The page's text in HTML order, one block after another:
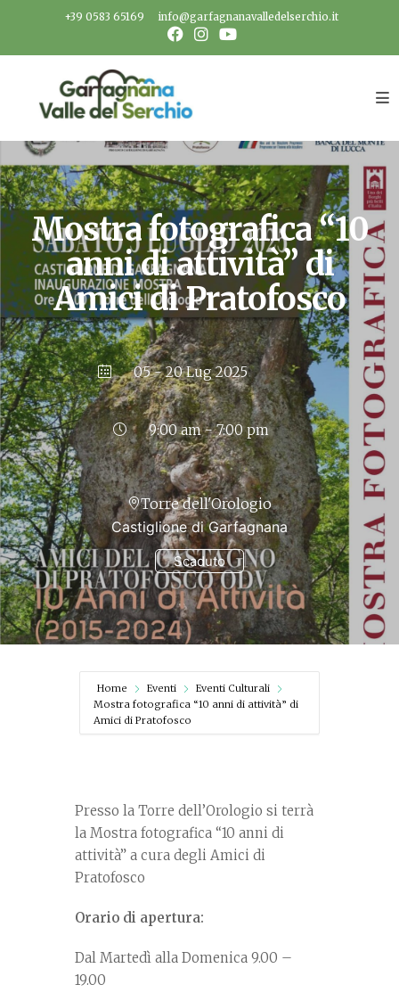
+39 0583 65169 info@garfagnanavalledelserchio.it
Mostra fotografica “10
anni di attività” di
Amici di Pratofosco
05 - 20 Lug 2025
Scaduto
9:00 am - 7:00 pm
Torre dell'Orologio
Castiglione di Garfagnana
Home Eventi
Eventi Culturali
Mostra fotografica “10 anni di attività” di
Amici di Pratofosco
Presso la Torre dell’Orologio si terrà
la Mostra fotografica “10 anni di
attività” a cura degli Amici di
Pratofosco
Orario di apertura:
Dal Martedì alla Domenica 9.00 –
19.00